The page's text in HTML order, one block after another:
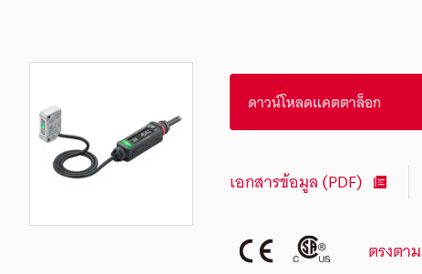
ดาวน์โหลดแคตตาล็อก
เอกสารข้อมูล (PDF)
ตรงตา